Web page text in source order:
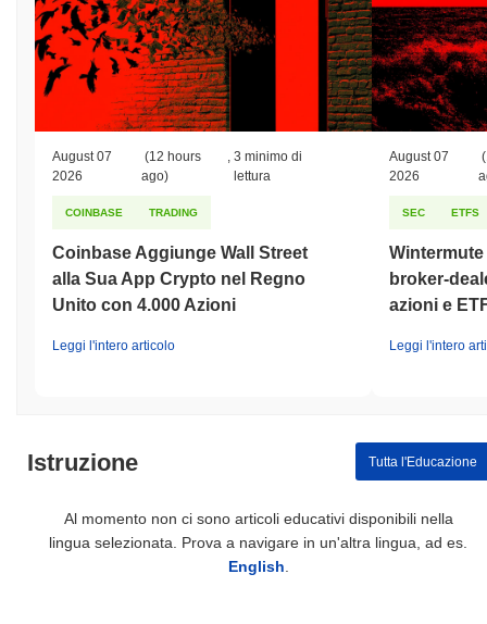
August 07
2026
(12 hours
ago)
, 3 minimo di
lettura
COINBASE TRADING
Coinbase Aggiunge Wall Street
alla Sua App Crypto nel Regno
Unito con 4.000 Azioni
Leggi l'intero articolo
August 07
2026
SEC ETFS
broker-
azioni e
Leggi l'intero
Istruzione Tutta l'Educazione
Al momento non ci sono articoli educativi disponibili nella
lingua selezionata. Prova a navigare in un'altra lingua, ad es.
English.